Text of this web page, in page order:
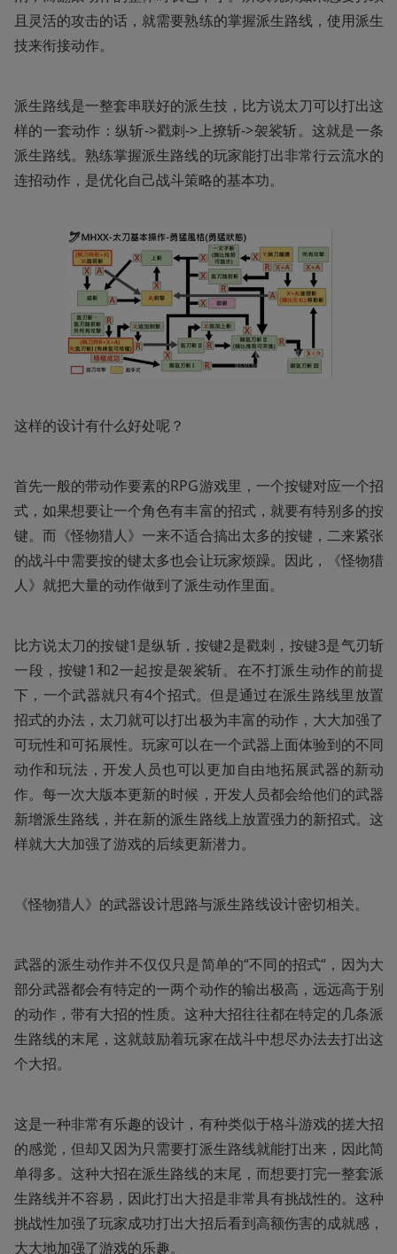
且灵活的攻击的话，就需要熟练的掌握派生路线，使用派生
技来衔接动作。
派生路线是一整套串联好的派生技，比方说太刀可以打出这
样的一套动作：纵斩->戳刺->上撩斩->袈裟斩。这就是一条
派生路线。熟练掌握派生路线的玩家能打出非常行云流水的
连招动作，是优化自己战斗策略的基本功。
这样的设计有什么好处呢？
首先一般的带动作要素的RPG游戏里，一个按键对应一个招
式，如果想要让一个角色有丰富的招式，就要有特别多的按
键。而《怪物猎人》一来不适合搞出太多的按键，二来紧张
的战斗中需要按的键太多也会让玩家烦躁。因此，《怪物猎
人》就把大量的动作做到了派生动作里面。
比方说太刀的按键1是纵斩，按键2是戳刺，按键3是气刃斩
一段，按键1和2一起按是袈裟斩。在不打派生动作的前提
下，一个武器就只有4个招式。但是通过在派生路线里放置
招式的办法，太刀就可以打出极为丰富的动作，大大加强了
可玩性和可拓展性。玩家可以在一个武器上面体验到的不同
动作和玩法，开发人员也可以更加自由地拓展武器的新动
作。每一次大版本更新的时候，开发人员都会给他们的武器
新增派生路线，并在新的派生路线上放置强力的新招式。这
样就大大加强了游戏的后续更新潜力。
《怪物猎人》的武器设计思路与派生路线设计密切相关。
武器的派生动作并不仅仅只是简单的“不同的招式“，因为大
部分武器都会有特定的一两个动作的输出极高，远远高于别
的动作，带有大招的性质。这种大招往往都在特定的几条派
生路线的末尾，这就鼓励着玩家在战斗中想尽办法去打出这
个大招。
这是一种非常有乐趣的设计，有种类似于格斗游戏的搓大招
的感觉，但却又因为只需要打派生路线就能打出来，因此简
单得多。这种大招在派生路线的末尾，而想要打完一整套派
生路线并不容易，因此打出大招是非常具有挑战性的。这种
挑战性加强了玩家成功打出大招后看到高额伤害的成就感，
大大地加强了游戏的乐趣。